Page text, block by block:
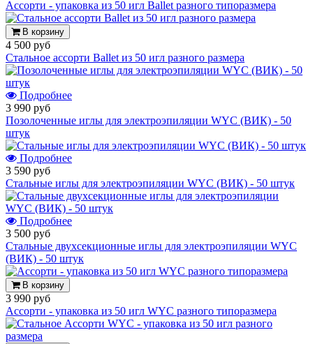
Ассорти - упаковка из 50 игл Ballet разного типоразмера
В корзину
4 500 руб
Стальное ассорти Ballet из 50 игл разного размера
Подробнее
3 990 руб
Позолоченные иглы для электроэпиляции WYC (ВИК) - 50
штук
Подробнее
3 590 руб
Стальные иглы для электроэпиляции WYC (ВИК) - 50 штук
Подробнее
3 500 руб
Стальные двухсекционные иглы для электроэпиляции WYC
(ВИК) - 50 штук
В корзину
3 990 руб
Ассорти - упаковка из 50 игл WYC разного типоразмера